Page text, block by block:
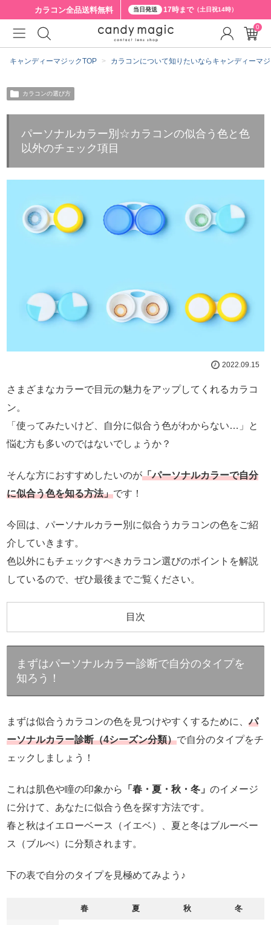
カラコン全品送料無料 当日発送 17時まで（土日祝14時）
キャンディーマジックTOP カラコンについて知りたいならキャンディーマ
カラコンの選び方
パーソナルカラー別☆カラコンの似合う色と色
以外のチェック項目
2022.09.15
さまざまなカラーで目元の魅力をアップしてくれるカラコ
ン。
「使ってみたいけど、自分に似合う色がわからない…」と
悩む方も多いのではないでしょうか？
そんな方におすすめしたいのが「パーソナルカラーで自分
に似合う色を知る方法」です！
今回は、パーソナルカラー別に似合うカラコンの色をご紹
介していきます。
色以外にもチェックすべきカラコン選びのポイントを解説
しているので、ぜひ最後までご覧ください。
目次
まずはパーソナルカラー診断で自分のタイプを
知ろう！
まずは似合うカラコンの色を見つけやすくするために、パ
ーソナルカラー診断（4シーズン分類）で自分のタイプをチ
ェックしましょう！
これは肌色や瞳の印象から 「春・夏・秋・冬」 のイメージ
に分けて、あなたに似合う色を探す方法です。
春と秋はイエローベース（イエベ）、夏と冬はブルーベー
ス（ブルべ）に分類されます。
下の表で自分のタイプを見極めてみよう♪
春 夏 秋 冬
0